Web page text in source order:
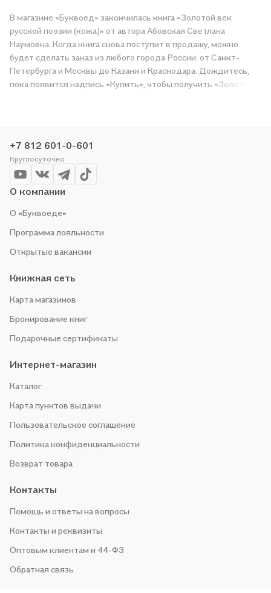
В магазине «Буквоед» закончилась книга «Золотой век
русской поэзии (кожа)» от автора Абовская Светлана
Наумовна. Когда книга снова поступит в продажу, можно
будет сделать заказ из любого города России: от Санкт-
Петербурга и Москвы до Казани и Краснодара. Дождитесь,
пока появится надпись «Купить», чтобы получить «Золотой
Оставайтесь с нами, чтобы не упустить выгоду!
+7 812 601-0-601
Круглосуточно
О компании
О «Буквоеде»
Программа лояльности
Открытые вакансии
Книжная сеть
Карта магазинов
Бронирование книг
Подарочные сертификаты
Интернет-магазин
Каталог
Карта пунктов выдачи
Пользовательское соглашение
Политика конфиденциальности
Возврат товара
Контакты
Помощь и ответы на вопросы
Контакты и реквизиты
Оптовым клиентам и 44-ФЗ
Обратная связь